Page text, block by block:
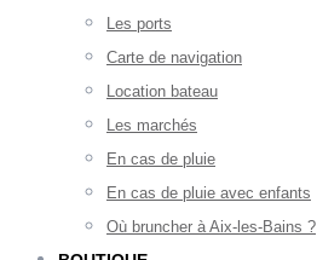
Les ports
Carte de navigation
Location bateau
Les marchés
En cas de pluie
En cas de pluie avec enfants
Où bruncher à Aix-les-Bains ?